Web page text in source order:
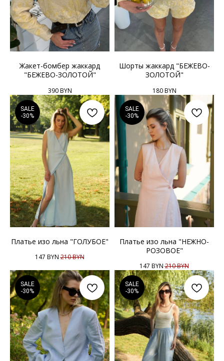
Жакет-бомбер жаккард
"БЕЖЕВО-ЗОЛОТОЙ"
390 BYN
Шорты жаккард "БЕЖЕВО-
ЗОЛОТОЙ"
180 BYN
SALE
-30%
Платье изо льна "ГОЛУБОЕ"
147 BYN 210BYN
SALE
-30%
Платье изо льна "НЕЖНО-
РОЗОВОЕ"
147 BYN 210BYN
SALE
-30%
SALE
-30%